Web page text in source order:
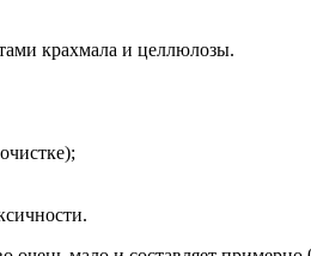
крахмала и целлюлозы.